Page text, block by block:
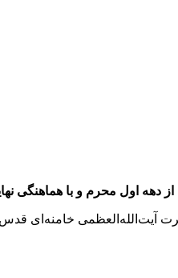
دهه اول محرم و با هماهنگی
آیت‌الله‌العظمی خامنه‌ای